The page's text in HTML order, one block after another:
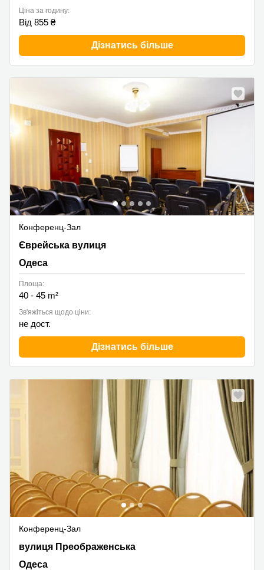
Ціна за годину:
Від 855 ₴
Дізнатись більше
Конференц-Зал
Єврейська вулиця 27, Одеса
Єврейська вулиця
Одеса
Площа:
40 - 45 m²
Зв'яжіться щодо ціни:
не дост.
Дізнатись більше
Конференц-Зал
вулиця Преображенська 40, Одеса
вулиця Преображенська
Одеса